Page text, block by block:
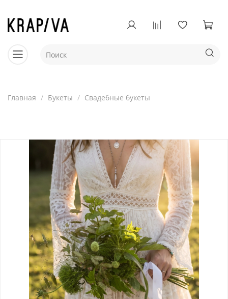
Главная Букеты Свадебные букеты